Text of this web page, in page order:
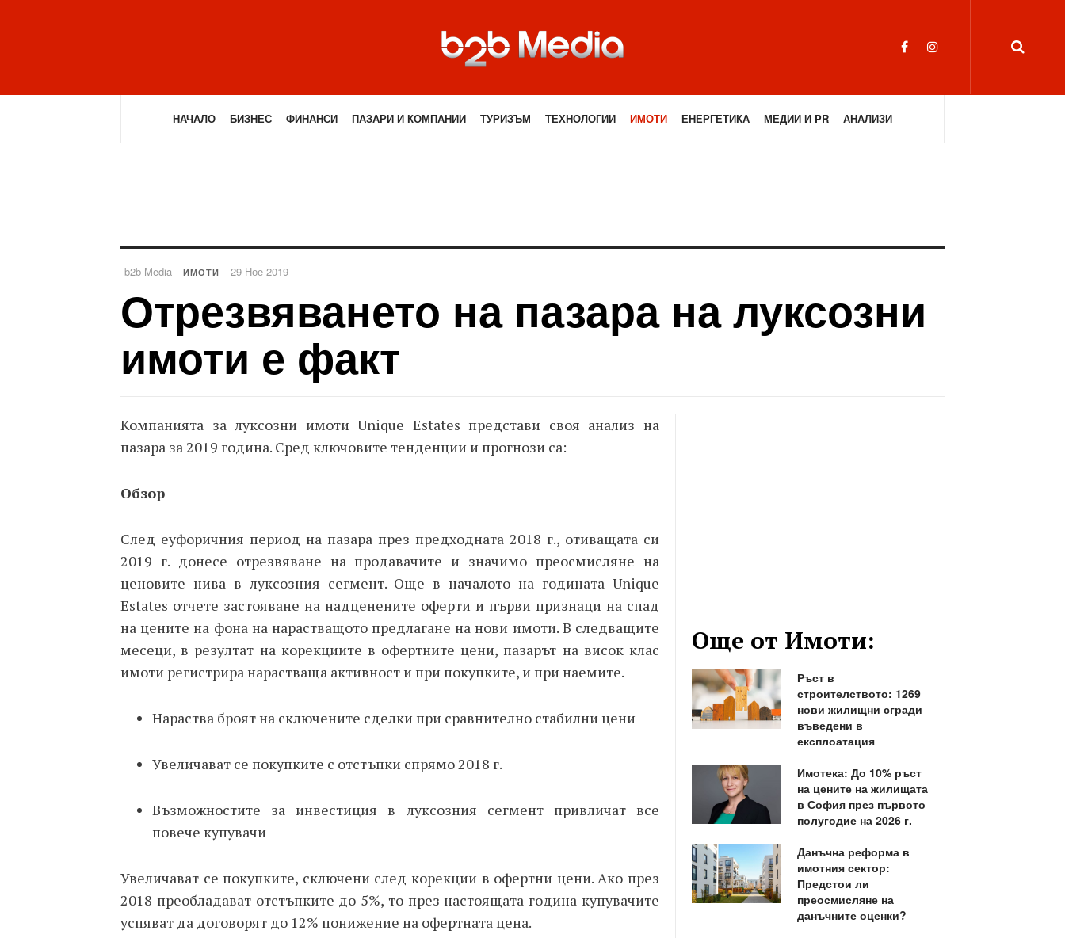
НАЧАЛО БИЗНЕС ФИНАНСИ ПАЗАРИ И КОМПАНИИ ТУРИЗЪМ ТЕХНОЛОГИИ ИМОТИ ЕНЕРГЕТИКА МЕДИИ И PR АНАЛИЗИ
b2b Media ИМОТИ 29 Ное 2019
Отрезвяването на пазара на луксозни
имоти е факт
Компанията за луксозни имоти Unique Estates представи своя анализ на
пазара за 2019 година. Сред ключовите тенденции и прогнози са:
Обзор
След еуфоричния период на пазара през предходната 2018 г., отиващата си
2019 г. донесе отрезвяване на продавачите и значимо преосмисляне на
ценовите нива в луксозния сегмент. Още в началото на годината Unique
Estates отчете застояване на надценените оферти и първи признаци на спад
на цените на фона на нарастващото предлагане на нови имоти. В следващите
месеци, в резултат на корекциите в офертните цени, пазарът на висок клас
имоти регистрира нарастваща активност и при покупките, и при наемите.
Нараства броят на сключените сделки при сравнително стабилни цени
Увеличават се покупките с отстъпки спрямо 2018 г.
Възможностите за инвестиция в луксозния сегмент привличат все
повече купувачи
Увеличават се покупките, сключени след корекции в офертни цени. Ако през
2018 преобладават отстъпките до 5%, то през настоящата година купувачите
успяват да договорят до 12% понижение на офертната цена.
Още от Имоти:
Ръст в
строителството: 1269
нови жилищни сгради
въведени в
експлоатация
Имотека: До 10% ръст
на цените на жилищата
в София през първото
полугодие на 2026 г.
Данъчна реформа в
имотния сектор:
Предстои ли
преосмисляне на
данъчните оценки?